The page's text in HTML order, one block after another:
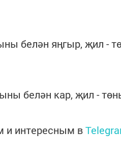
белән яңгыр, җил -
белән кар, җил -
и интересным в